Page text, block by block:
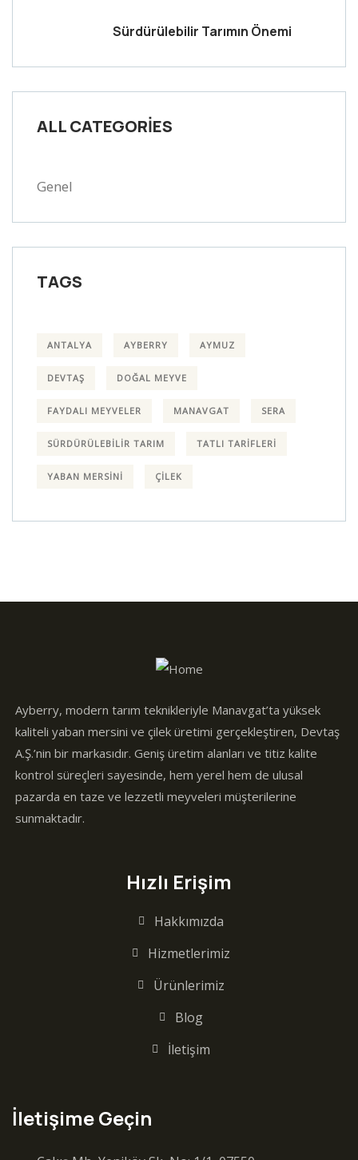
Sürdürülebilir Tarımın Önemi
ALL CATEGORIES
Genel
TAGS
ANTALYA AYBERRY AYMUZ
DEVTAŞ DOĞAL MEYVE
FAYDALI MEYVELER MANAVGAT SERA
SÜRDÜRÜLEBILIR TARIM TATLI TARIFLERI
YABAN MERSINI ÇILEK
Ayberry, modern tarım teknikleriyle Manavgat’ta yüksek
kaliteli yaban mersini ve çilek üretimi gerçekleştiren, Devtaş
A.Ş.’nin bir markasıdır. Geniş üretim alanları ve titiz kalite
kontrol süreçleri sayesinde, hem yerel hem de ulusal
pazarda en taze ve lezzetli meyveleri müşterilerine
sunmaktadır.
Hızlı Erişim
Hakkımızda
Hizmetlerimiz
Ürünlerimiz
Blog
İletişim
İletişime Geçin